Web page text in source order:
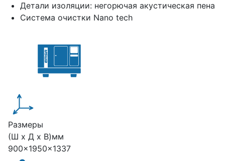
Детали изоляции: негорючая акустическая пена
Система очистки Nano tech
Размеры
(Ш х Д х В)мм
900x1950x1337